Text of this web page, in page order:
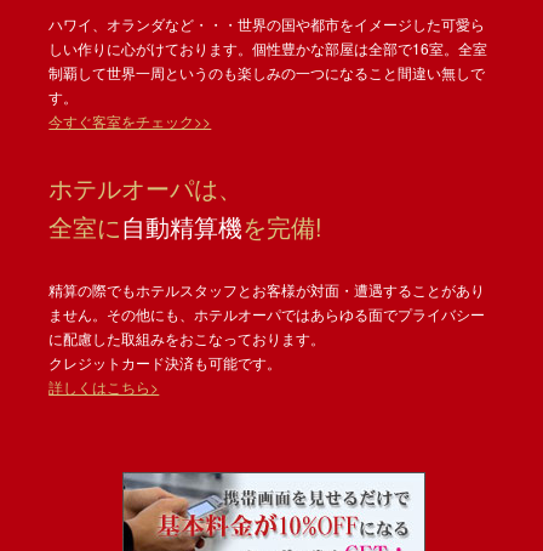
ハワイ、オランダなど・・・世界の国や都市をイメージした可愛ら
しい作りに心がけております。個性豊かな部屋は全部で16室。全室
制覇して世界一周というのも楽しみの一つになること間違い無しで
す。
今すぐ客室をチェック>>
ホテルオーパは、
全室に自動精算機を完備!
精算の際でもホテルスタッフとお客様が対面・遭遇することがあり
ません。その他にも、ホテルオーパではあらゆる面でプライバシー
に配慮した取組みをおこなっております。
クレジットカード決済も可能です。
詳しくはこちら>